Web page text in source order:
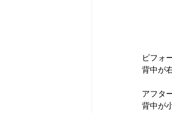
ビフォ
背中が
アフタ
背中が